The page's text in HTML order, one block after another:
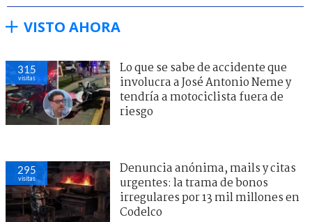
VISTO AHORA
315
visitas
Lo que se sabe de accidente que
involucra a José Antonio Neme y
tendría a motociclista fuera de
riesgo
295
visitas
Denuncia anónima, mails y citas
urgentes: la trama de bonos
irregulares por 13 mil millones en
Codelco